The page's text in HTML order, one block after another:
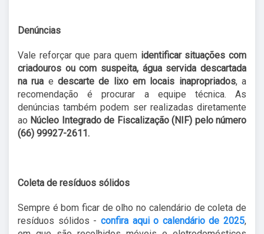
Denúncias
Vale reforçar que para quem identificar situações com
criadouros ou com suspeita, água servida descartada
na rua edescarte de lixo em locais inapropriados, a
recomendação é procurar a equipe técnica. As
denúncias também podem ser realizadas diretamente
ao Núcleo Integrado de Fiscalização (NIF) pelo número
(66) 99927-2611.
Coleta de resíduos sólidos
Sempre é bom ficar de olho no calendário de coleta de
resíduos sólidos - confira aqui o calendário de 2025,